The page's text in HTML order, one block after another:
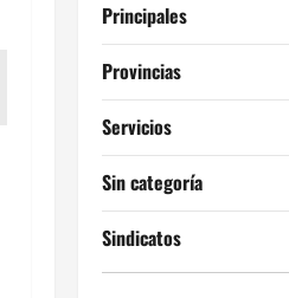
Principales
Provincias
Servicios
Sin categoría
Sindicatos